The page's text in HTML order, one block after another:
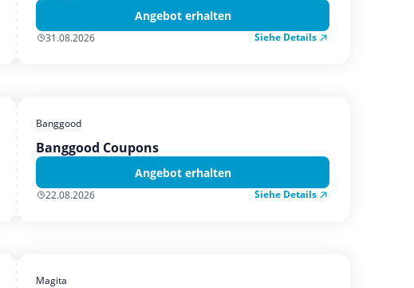
Angebot erhalten
31.08.2026 Siehe Details
Banggood
Banggood Coupons
Angebot erhalten
22.08.2026 Siehe Details
Magita